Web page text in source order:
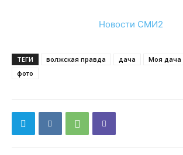
Новости СМИ2
ТЕГИ волжская правда дача
Моя дача
фото